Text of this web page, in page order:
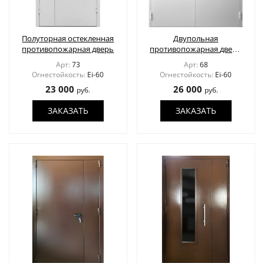
СТАВНИ НА ОКНА (22)
ЖАЛЮЗИЙНЫЕ СТАВНИ
ДВЕРИ ПО ОСОБЕННОСТЯМ
ДВЕРИ С ТЕРМОРАЗРЫВОМ
УСЛУГИ
О НАС
НОВОСТИ
Полуторная остекленная
противопожарная дверь
Арт: 73
Огнестойкость: Ei-60
23 000 руб.
ЗАКАЗАТЬ
Двупольная
противопожарная дверь
Арт: 68
Огнестойкость: Ei-60
26 000 руб.
ЗАКАЗАТЬ